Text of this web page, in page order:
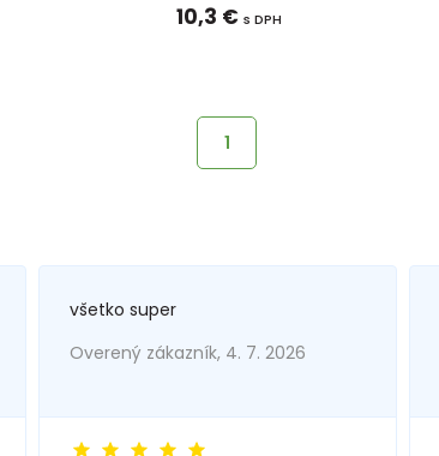
10,3 € s DPH
1
všetko super
Overený zákazník, 4. 7. 2026